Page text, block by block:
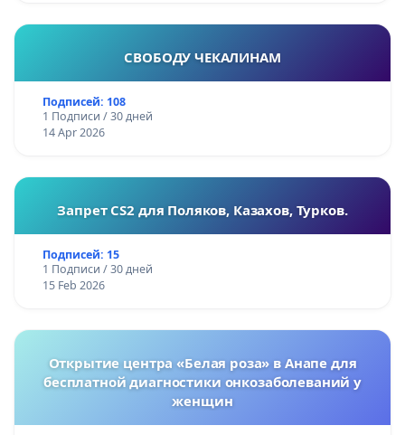
СВОБОДУ ЧЕКАЛИНАМ
Подписей: 108
1 Подписи / 30 дней
14 Apr 2026
Запрет CS2 для Поляков, Казахов, Турков.
Подписей: 15
1 Подписи / 30 дней
15 Feb 2026
Открытие центра «Белая роза» в Анапе для
бесплатной диагностики онкозаболеваний у
женщин